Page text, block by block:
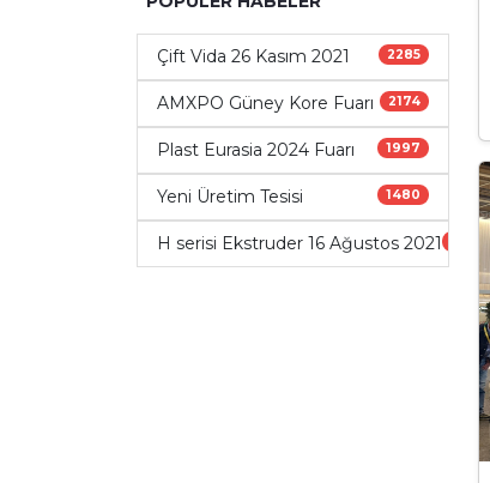
Çift Vida 26 Kasım 2021 2285
AMXPO Güney Kore Fuarı 2174
Plast Eurasia 2024 Fuarı 1997
Yeni Üretim Tesisi 1480
H serisi Ekstruder 16 Ağustos 2021